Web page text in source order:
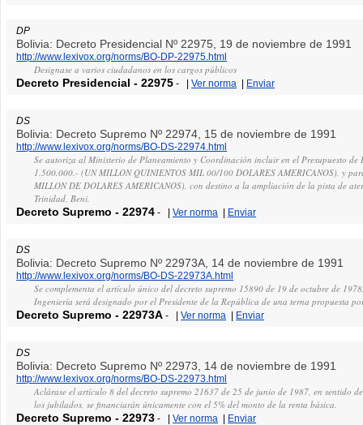
DP
Bolivia: Decreto Presidencial Nº 22975, 19 de noviembre de 1991
http://www.lexivox.org/norms/BO-DP-22975.html
Designase a varios ciudadanos en los cargos públicos
Decreto Presidencial -22975 - |Ver norma | Enviar
DS
Bolivia: Decreto Supremo Nº 22974, 15 de noviembre de 1991
http://www.lexivox.org/norms/BO-DS-22974.html
Se autoriza al Ministerio de Planeamiento y Coordinación incluir en el Presupuesto
1.500.000.- (UN MILLON QUINIENTOS MIL 00/100 DOLARES AMERICANOS), y
MILLON DE DOLARES AMERICANOS), con destino a la ampliación de la pista de
Trinidad, Beni.
Decreto Supremo -22974 - |Ver norma | Enviar
DS
Bolivia: Decreto Supremo Nº 22973A, 14 de noviembre de 1991
http://www.lexivox.org/norms/BO-DS-22973A.html
Se complementa el artículo único del decreto supremo 15890 de 19 de octubre de
Ingeniería será designado por el Presidente de la República de una terna propuesta
Decreto Supremo -22973A - |Ver norma | Enviar
DS
Bolivia: Decreto Supremo Nº 22973, 14 de noviembre de 1991
http://www.lexivox.org/norms/BO-DS-22973.html
Aclárase el artículo 8 del decreto supremo 21637 de 25 de junio de 1987, en sentido
los jubilados, se financiarán únicamente con el 5% del monto de la renta básica.
Decreto Supremo -22973 - |Ver norma | Enviar